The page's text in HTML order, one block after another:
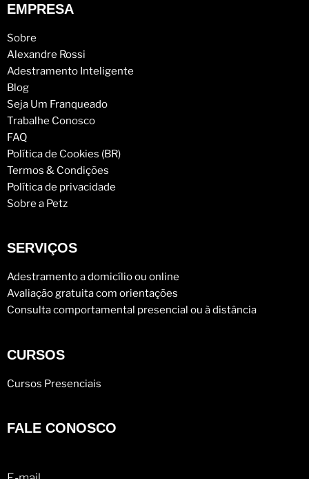
EMPRESA
Sobre
Alexandre Rossi
Adestramento Inteligente
Blog
Seja Um Franqueado
Trabalhe Conosco
FAQ
Política de Cookies (BR)
Termos & Condições
Política de privacidade
Sobre a Petz
SERVIÇOS
Adestramento a domicílio ou online
Avaliação gratuita com orientações
Consulta comportamental presencial ou à distância
CURSOS
Cursos Presenciais
FALE CONOSCO